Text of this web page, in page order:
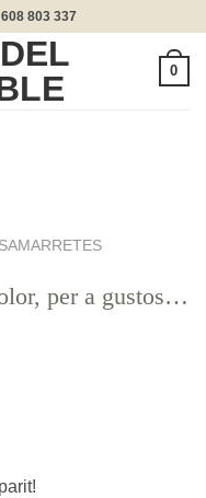
803 337
0
SAMARRETES
per a gustos…